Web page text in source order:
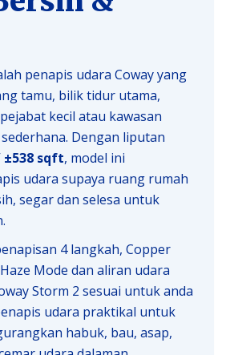
penapis udara Coway yang
tamu, bilik tidur utama,
kecil atau kawasan
Dengan liputan
±538 sqft, model ini
udara supaya ruang rumah
segar dan selesa untuk
4 langkah, Copper
Mode dan aliran udara
Storm 2 sesuai untuk anda
udara praktikal untuk
habuk, bau, asap,